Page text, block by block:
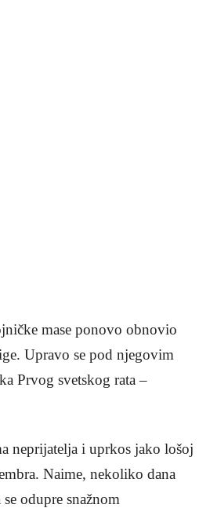
mase ponovo obnovio
Upravo se pod njegovim
Prvog svetskog rata –
neprijatelja i uprkos jako lošoj
Naime, nekoliko dana
odupre snažnom